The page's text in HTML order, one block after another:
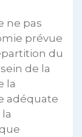
ne pas
prévue
du
de la
la
adéquate